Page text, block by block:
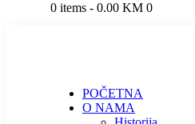
0 items - 0.00 KM 0
POČETNA
O NAMA